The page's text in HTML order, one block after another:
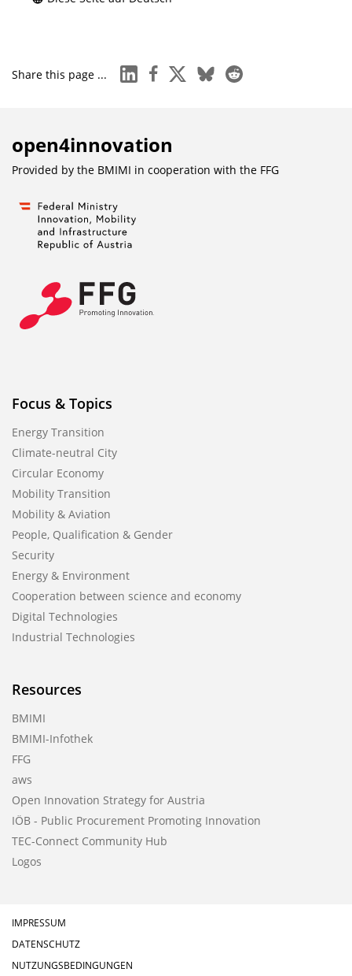
Share this page ... linkedinfacebook
x blueskyreddit
open4innovation
Provided by the BMIMI in cooperation with the FFG
Focus & Topics
Energy Transition
Climate-neutral City
Circular Economy
Mobility Transition
Mobility & Aviation
People, Qualification & Gender
Security
Energy & Environment
Cooperation between science and economy
Digital Technologies
Industrial Technologies
Resources
BMIMI
BMIMI-Infothek
FFG
aws
Open Innovation Strategy for Austria
IÖB - Public Procurement Promoting Innovation
TEC-Connect Community Hub
Logos
IMPRESSUM
DATENSCHUTZ
NUTZUNGSBEDINGUNGEN